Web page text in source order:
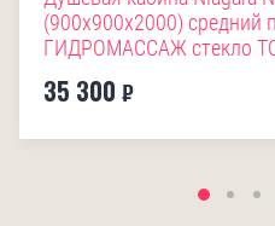
(900х900х2000) средний
ГИДРОМАССАЖ стекло
35 300 ₽